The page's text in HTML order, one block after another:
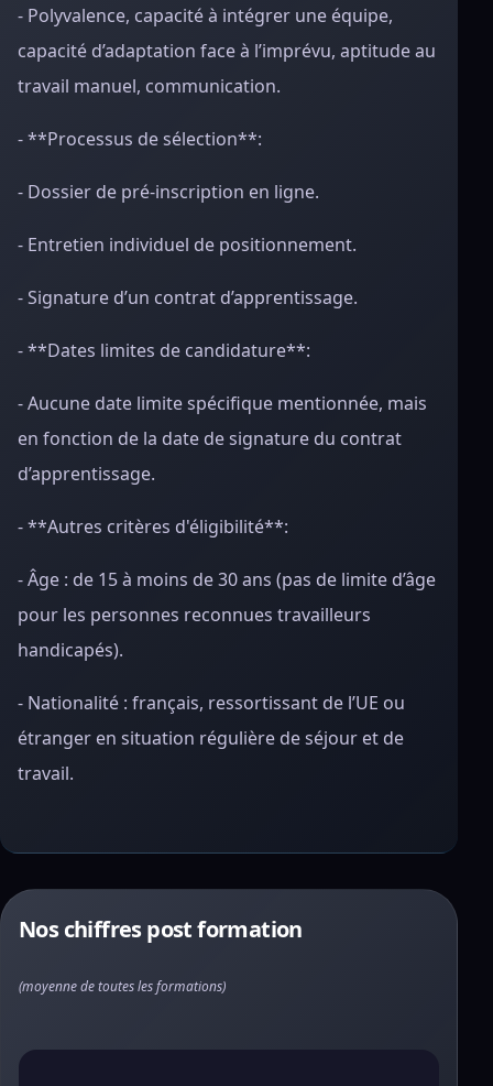
- Polyvalence, capacité à intégrer une équipe,
capacité d’adaptation face à l’imprévu, aptitude au
travail manuel, communication.
- **Processus de sélection**:
- Dossier de pré-inscription en ligne.
- Entretien individuel de positionnement.
- Signature d’un contrat d’apprentissage.
- **Dates limites de candidature**:
- Aucune date limite spécifique mentionnée, mais
en fonction de la date de signature du contrat
d’apprentissage.
- **Autres critères d'éligibilité**:
- Âge : de 15 à moins de 30 ans (pas de limite d’âge
pour les personnes reconnues travailleurs
handicapés).
- Nationalité : français, ressortissant de l’UE ou
étranger en situation régulière de séjour et de
travail.
Nos chiffres post formation
(moyenne de toutes les formations)